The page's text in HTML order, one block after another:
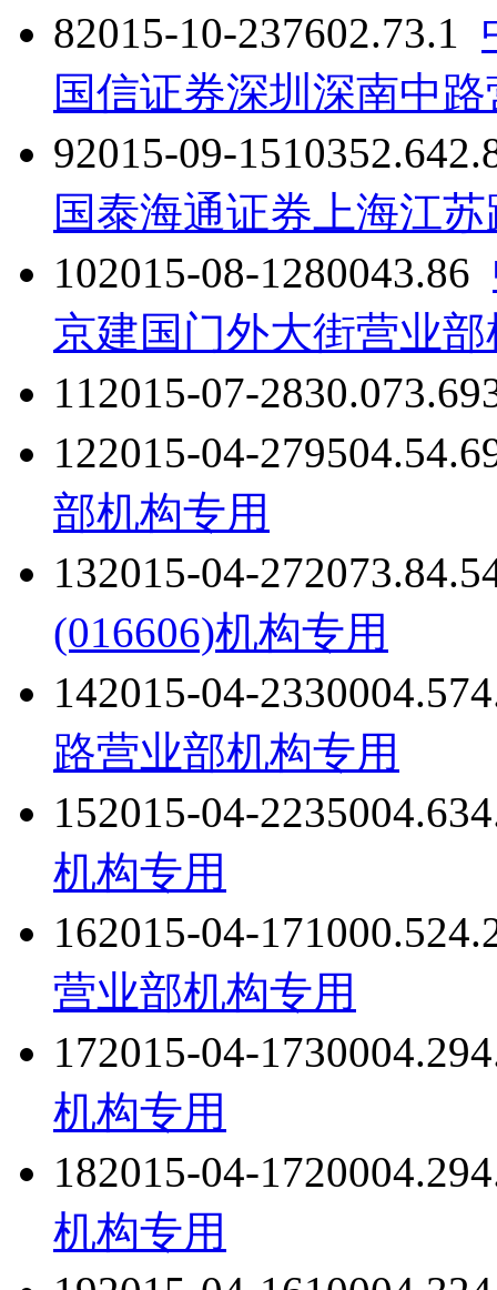
82015-10-237602.73.1
国信证券深圳深南中
92015-09-1510352.64
国泰海通证券上海江
102015-08-1280043.86
京建国门外大街营业部
112015-07-2830.073.69
122015-04-279504.5
部机构专用
132015-04-272073.84.5
(016606)机构专用
142015-04-2330004.57
路营业部机构专用
152015-04-2235004.63
机构专用
162015-04-171000.52
营业部机构专用
172015-04-1730004.29
机构专用
182015-04-1720004.29
机构专用